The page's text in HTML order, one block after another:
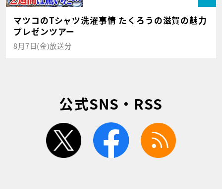
マツコのTシャツ洗濯事情 たくろうの滋賀の魅力
プレゼンツアー
8月7日(金)放送分
公式SNS・RSS
twitter facebook